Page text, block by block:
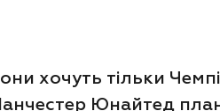
хочуть тільки
Юнайтед